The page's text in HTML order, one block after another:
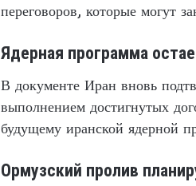
переговоров, которые могут
Ядерная программа
В документе Иран вновь
выполнением достигнутых
будущему иранской ядерной
Ормузский пролив